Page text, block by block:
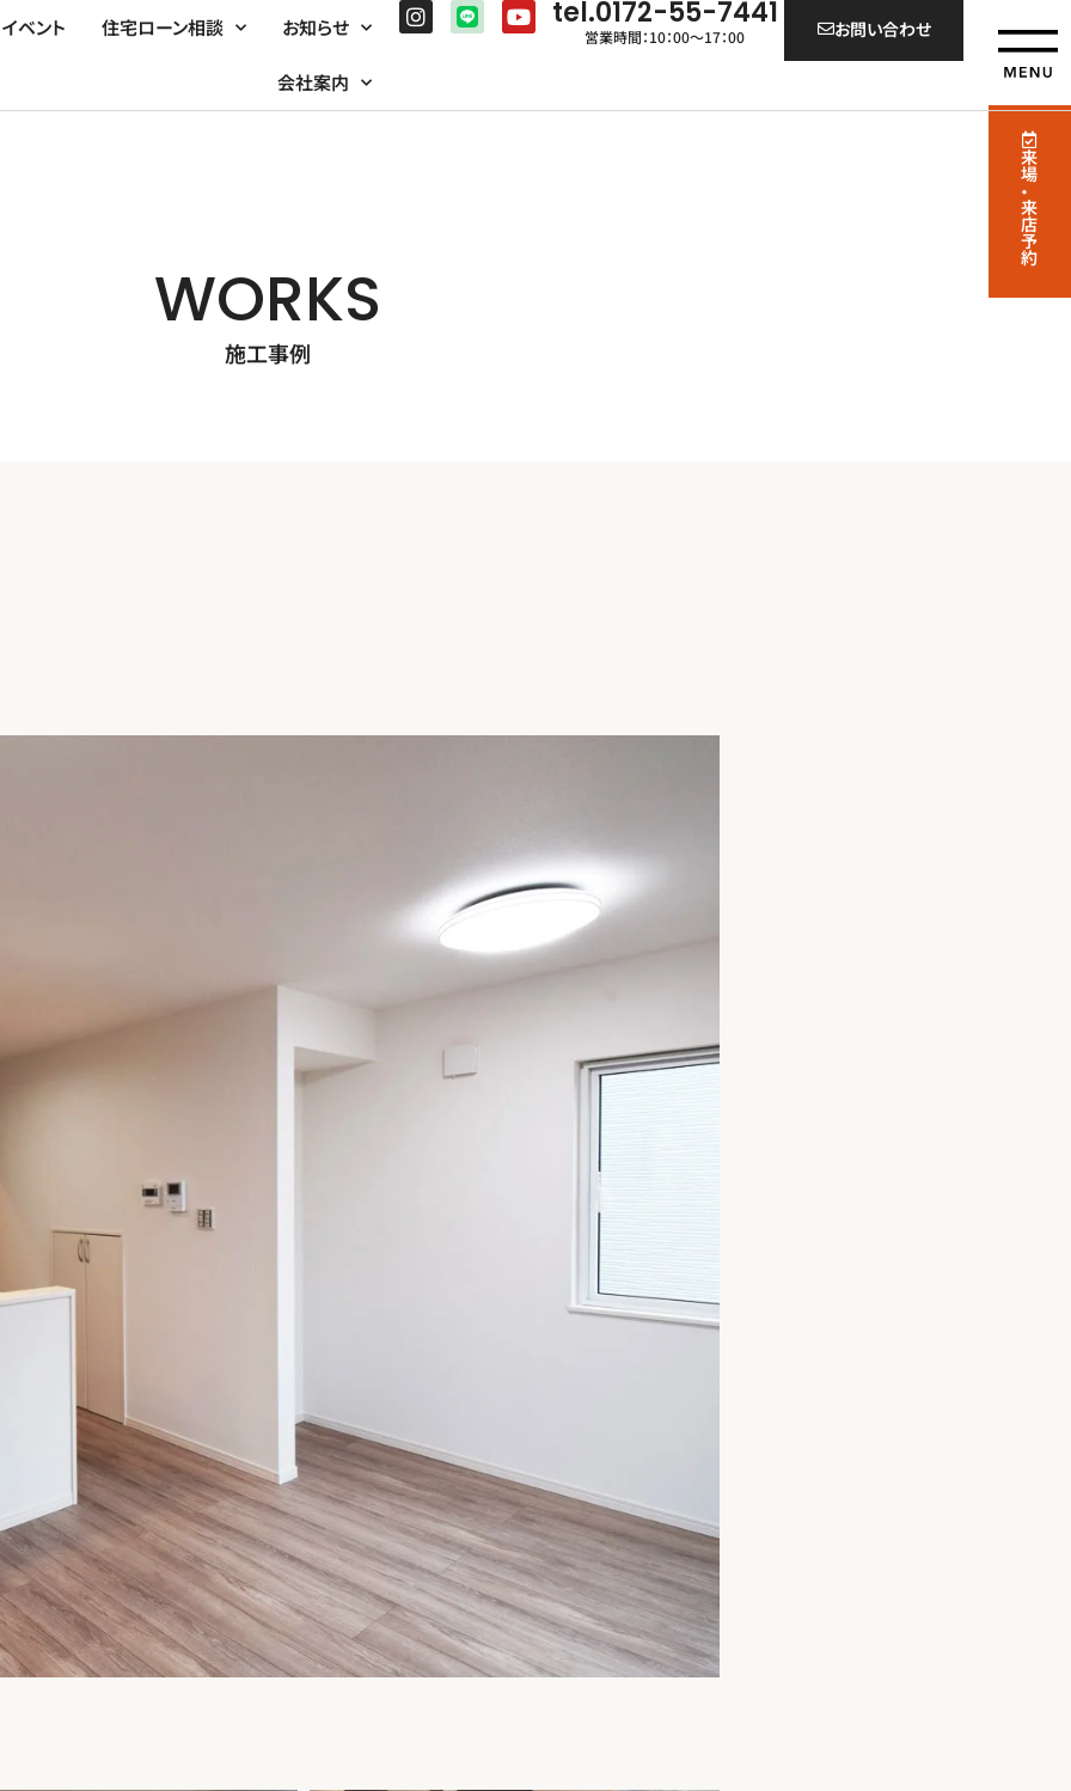
イベント 住宅ローン相談 お知らせ
会社案内
tel.0172-55-7441
営業時間：10：00～17：00 お問い合わせ
来場・来店予約
WORKS
施工事例